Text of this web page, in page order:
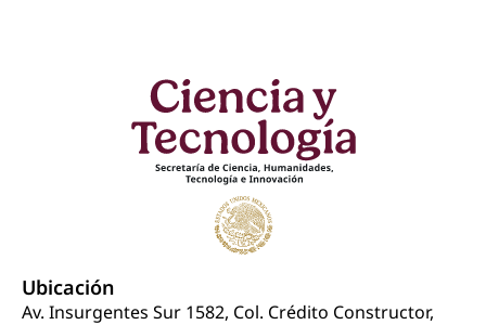
Ubicación
Av. Insurgentes Sur 1582, Col. Crédito Constructor,